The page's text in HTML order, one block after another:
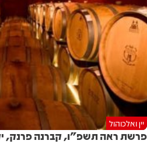
יין ואלכוהול
פרשת ראה תשפ"ו, קברנה פרנק,